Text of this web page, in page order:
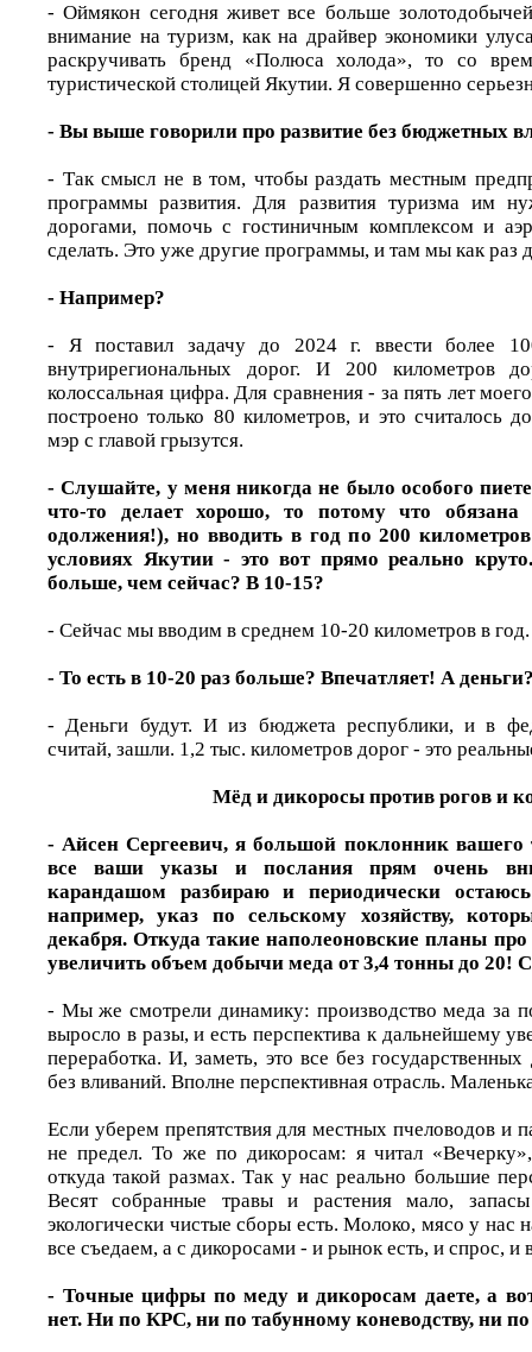
- Оймякон сегодня живет все больше
внимание на туризм, как на драйвер экономики
раскручивать бренд «Полюса холода», то со
туристической столицей Якутии. Я совершенно
- Вы выше говорили про развитие без бюджетных
- Так смысл не в том, чтобы раздать местным
программы развития. Для развития туризма им
дорогами, помочь с гостиничным комплексом и
сделать. Это уже другие программы, и там мы как раз
- Например?
- Я поставил задачу до 2024 г. ввести более
внутрирегиональных дорог. И 200 километров
колоссальная цифра. Для сравнения - за пять лет
построено только 80 километров, и это считалось
мэр с главой грызутся.
- Слушайте, у меня никогда не было особого
что-то делает хорошо, то потому что
одолжения!), но вводить в год по 200
условиях Якутии - это вот прямо реально
больше, чем сейчас? В 10-15?
- Сейчас мы вводим в среднем 10-20 километров в год.
- То есть в 10-20 раз больше? Впечатляет! А
- Деньги будут. И из бюджета республики, и в
считай, зашли. 1,2 тыс. километров дорог - это
Мёд и дикоросы против рогов и
- Айсен Сергеевич, я большой поклонник вашего
все ваши указы и послания прям очень
карандашом разбираю и периодически
например, указ по сельскому хозяйству,
декабря. Откуда такие наполеоновские планы
увеличить объем добычи меда от 3,4 тонны до 20!
- Мы же смотрели динамику: производство меда за
выросло в разы, и есть перспектива к дальнейшему
переработка. И, заметь, это все без
без вливаний. Вполне перспективная отрасль.
Если уберем препятствия для местных пчеловодов и
не предел. То же по дикоросам: я читал
откуда такой размах. Так у нас реально большие
Весят собранные травы и растения мало,
экологически чистые сборы есть. Молоко, мясо у нас
все съедаем, а с дикоросами - и рынок есть, и спрос, и
- Точные цифры по меду и дикоросам даете, а
нет. Ни по КРС, ни по табунному коневодству, ни